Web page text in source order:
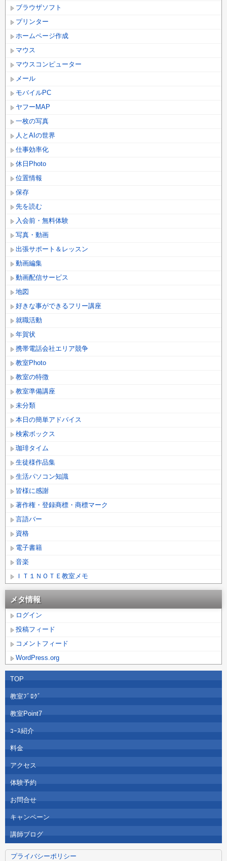
ブラウザソフト
プリンター
ホームページ作成
マウス
マウスコンピューター
メール
モバイルPC
ヤフーMAP
一枚の写真
人とAIの世界
仕事効率化
休日Photo
位置情報
保存
先を読む
入会前・無料体験
写真・動画
出張サポート＆レッスン
動画編集
動画配信サービス
地図
好きな事ができるフリー講座
就職活動
年賀状
携帯電話会社エリア競争
教室Photo
教室の特徴
教室準備講座
未分類
本日の簡単アドバイス
検索ボックス
珈琲タイム
生徒様作品集
生活パソコン知識
皆様に感謝
著作権・登録商標・商標マーク
言語バー
資格
電子書籍
音楽
ＩＴ１ＮＯＴＥ教室メモ
メタ情報
ログイン
投稿フィード
コメントフィード
WordPress.org
TOP
教室ﾌﾞﾛｸﾞ
教室Point7
ｺｰｽ紹介
料金
アクセス
体験予約
お問合せ
キャンペーン
講師ブログ
プライバシーポリシー